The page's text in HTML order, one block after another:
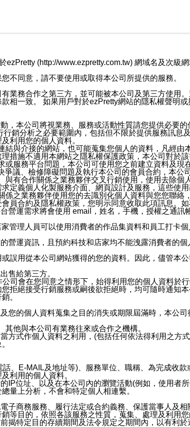
(http://www.ezpretty.com.tw) 網域名及次級
不同意，請不要使用或取得本公司所提供的服務。
業務合作之第三方，並可能被本公司及第三方使用
相一致。 如果用戶對於ezPretty網站的隱私權聲明
，本公司將視業務、服務或活動性質請您提供必要
銷分析之必要範圍內，包括但不限於提供服務訊
利用您的個人資料。
與介接的網站，也可能蒐集您個人的資料，凡經
措施不適用本網站之隱私權保護政策，本公司對於
服務平台問題，本公司可使用您之前建立資料及
議、檢修障礙問題及執行本公司的會員合約，本公
有合作關係之業務夥伴交叉行銷使用，使用去除
定義個人化製服務介面、網頁設計及服務，這些使
之業務夥伴使用您的去識別化個人資料與您您聯
員合約及隱私權政策，您明示同意收取此項訊息。
營運需求將會使用 email，姓名，手機，授權之通
管理人員可以使用消費者的作品集資料和員工打卡
營運資訊，且預約科技和店家均不能洩露消費者的
誤用從本公司網站獲得的您的資料。因此，儘管本
售給第三方。
司會在您同意之情形下，始得利用您的個人資料於
拒絕接受行銷服務或嗣後欲拒絕時，均可隨時通知
。
的個人資料蒐集之目的消失或期限屆滿時，本公司
他與本公司有業務往來或合作之機構。
方式作個人資料之利用，(包括任何依法得利用之方
、E-MAIL及地址等)、服務單位、職稱、為完成收
利用的個人資料。
IP位址、以及在本公司內的瀏覽活動(例如，使用者
量上分析，不會和特定個人相連繫。
子商務服務、履行法定或合約義務、保護當事人及
等目的，依照各該服務之性質，蒐集、處理及利用您
揭特定目的存續期間及法令規定之期間內，以有利